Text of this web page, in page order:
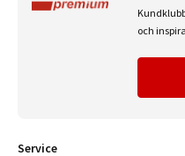
och
Service